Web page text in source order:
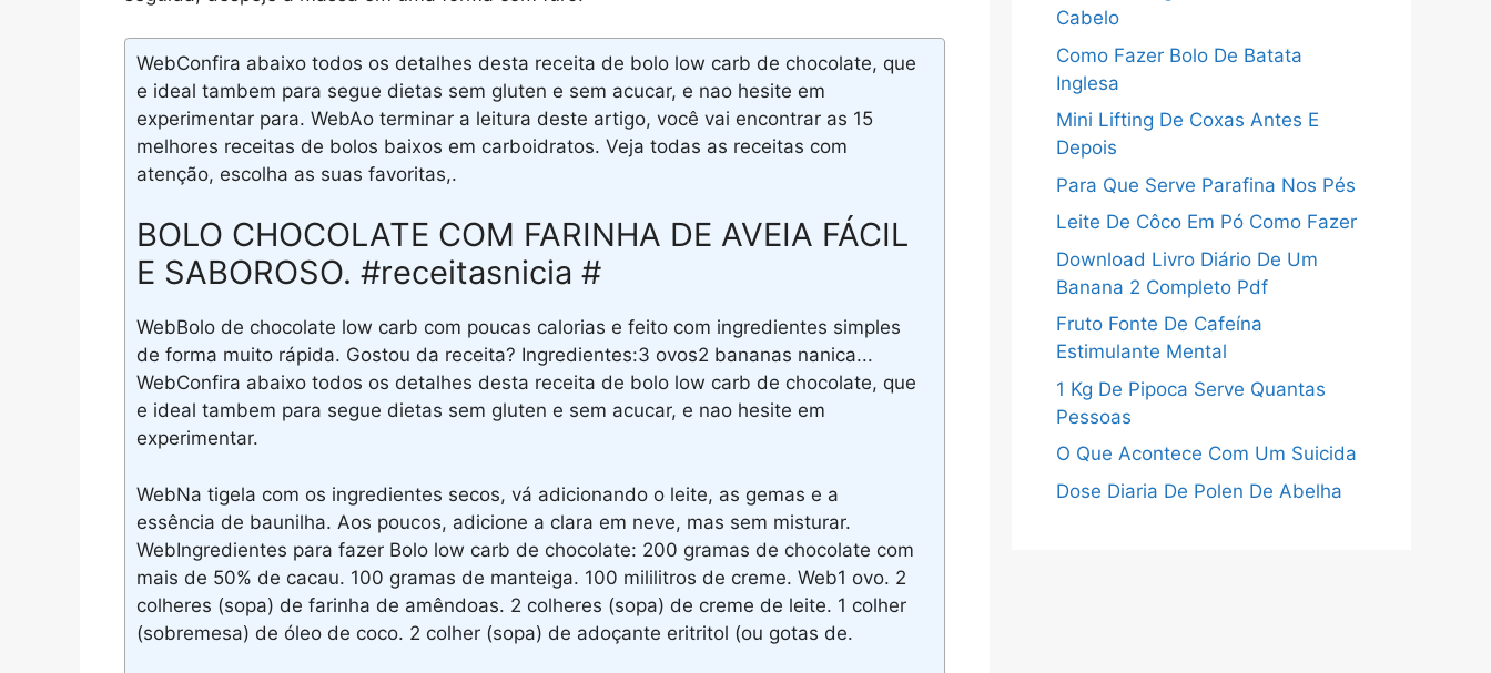
WebConfira abaixo todos os detalhes desta receita de bolo low carb de chocolate, que
e ideal tambem para segue dietas sem gluten e sem acucar, e nao hesite em
experimentar para. WebAo terminar a leitura deste artigo, você vai encontrar as 15
melhores receitas de bolos baixos em carboidratos. Veja todas as receitas com
atenção, escolha as suas favoritas,.
BOLO CHOCOLATE COM FARINHA DE AVEIA FÁCIL
E SABOROSO. #receitasnicia #
WebBolo de chocolate low carb com poucas calorias e feito com ingredientes simples
de forma muito rápida. Gostou da receita? Ingredientes:3 ovos2 bananas nanica...
WebConfira abaixo todos os detalhes desta receita de bolo low carb de chocolate, que
e ideal tambem para segue dietas sem gluten e sem acucar, e nao hesite em
experimentar.
WebNa tigela com os ingredientes secos, vá adicionando o leite, as gemas e a
essência de baunilha. Aos poucos, adicione a clara em neve, mas sem misturar.
WebIngredientes para fazer Bolo low carb de chocolate: 200 gramas de chocolate com
mais de 50% de cacau. 100 gramas de manteiga. 100 mililitros de creme. Web1 ovo. 2
colheres (sopa) de farinha de amêndoas. 2 colheres (sopa) de creme de leite. 1 colher
(sobremesa) de óleo de coco. 2 colher (sopa) de adoçante eritritol (ou gotas de.
Cabelo
Como Fazer Bolo De Batata
Inglesa
Mini Lifting De Coxas Antes E
Depois
Para Que Serve Parafina Nos Pés
Leite De Côco Em Pó Como Fazer
Download Livro Diário De Um
Banana 2 Completo Pdf
Fruto Fonte De Cafeína
Estimulante Mental
1 Kg De Pipoca Serve Quantas
Pessoas
O Que Acontece Com Um Suicida
Dose Diaria De Polen De Abelha